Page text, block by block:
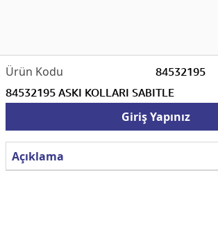
84532195
84532195 ASKI KOLLARI SABITLE
Giriş Yapınız
Açıklama